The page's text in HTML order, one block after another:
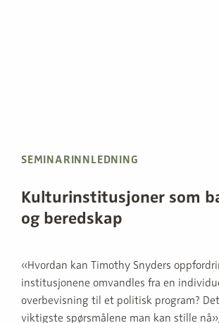
SEMINARINNLEDNING
Kulturinstitusjoner som
og beredskap
«Hvordan kan Timothy Snyders
institusjonene omvandles fra en
overbevisning til et politisk program?
viktigste spørsmålene man kan stille